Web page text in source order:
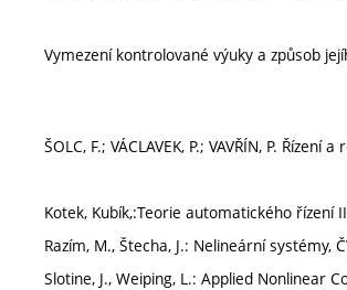
Vymezení kontrolované výuky a způsob
ŠOLC, F.; VÁCLAVEK, P.; VAVŘÍN, P.
Kotek, Kubík,:Teorie automatického řízení
Razím, M., Štecha, J.: Nelineární systémy,
Slotine, J., Weiping, L.: Applied Nonlinear